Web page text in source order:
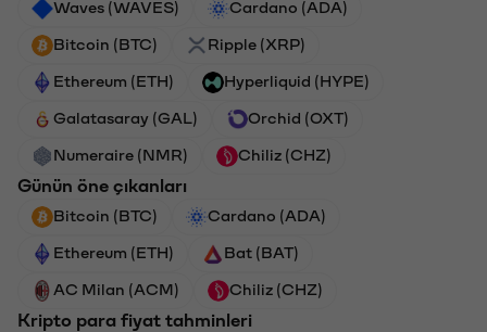
Waves (WAVES) Cardano (ADA)
Bitcoin (BTC) Ripple (XRP)
Ethereum (ETH) Hyperliquid (HYPE)
Galatasaray (GAL) Orchid (OXT)
Numeraire (NMR) Chiliz (CHZ)
Günün öne çıkanları
Bitcoin (BTC) Cardano (ADA)
Ethereum (ETH) Bat (BAT)
AC Milan (ACM) Chiliz (CHZ)
Kripto para fiyat tahminleri